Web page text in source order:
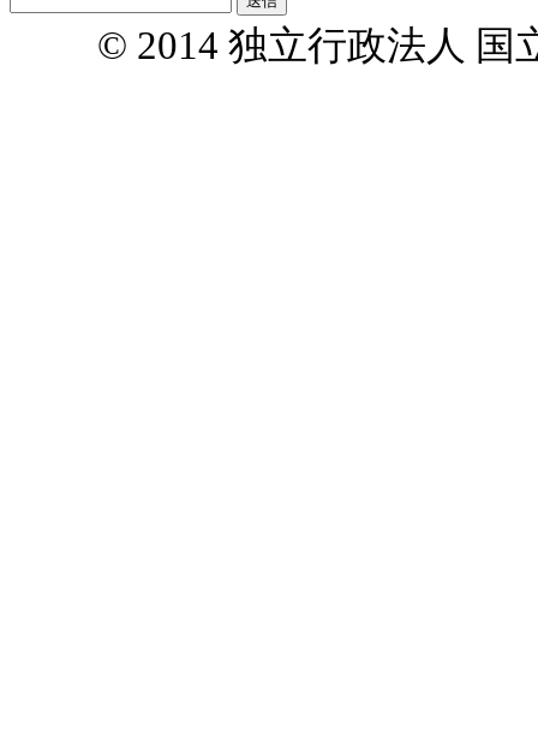
© 2014 独立行政法人 国